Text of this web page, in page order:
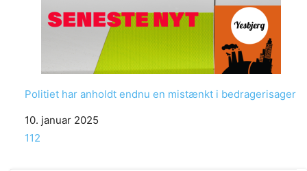
Politiet har anholdt endnu en mistænkt i bedragerisager
Date
10. januar 2025
In relation to
112